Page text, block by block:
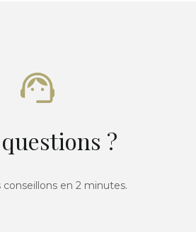
?
conseillons en 2 minutes.